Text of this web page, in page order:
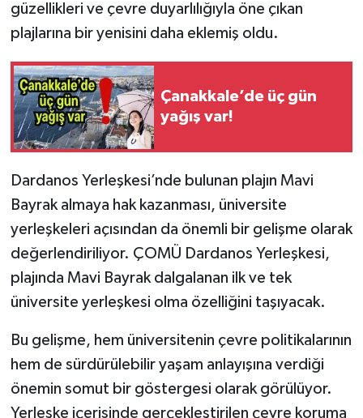
güzellikleri ve çevre duyarlılığıyla öne çıkan
plajlarına bir yenisini daha eklemiş oldu.
Çanakkale’de üç gün
yağış var!
Dardanos Yerleşkesi’nde bulunan plajın Mavi
Bayrak almaya hak kazanması, üniversite
yerleşkeleri açısından da önemli bir gelişme olarak
değerlendiriliyor. ÇOMÜ Dardanos Yerleşkesi,
plajında Mavi Bayrak dalgalanan ilk ve tek
üniversite yerleşkesi olma özelliğini taşıyacak.
Bu gelişme, hem üniversitenin çevre politikalarının
hem de sürdürülebilir yaşam anlayışına verdiği
önemin somut bir göstergesi olarak görülüyor.
Yerleşke içerisinde gerçekleştirilen çevre koruma